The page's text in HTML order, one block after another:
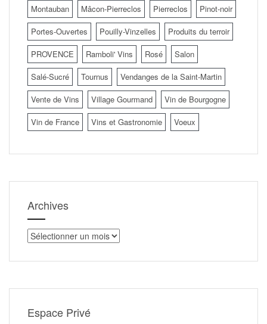
Montauban
Mâcon-Pierreclos Pierreclos
Pinot-noir
Portes-Ouvertes
Pouilly-Vinzelles
Produits du terroir
PROVENCE
Ramboli' Vins Rosé
Salon
Salé-Sucré
Tournus
Vendanges de la Saint-Martin
Vente de Vins
Village Gourmand
Vin de Bourgogne
Vin de France
Vins et Gastronomie Voeux
Archives
Archives
Espace Privé